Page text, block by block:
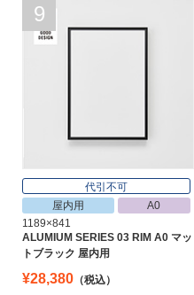
9
代引不可
屋内用
A0
1189×841
ALUMIUM SERIES 03 RIM A0 マッ
トブラック 屋内用
¥28,380 （税込）